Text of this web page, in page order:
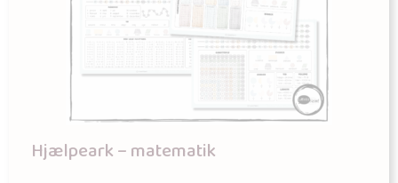
Hjælpeark – matematik